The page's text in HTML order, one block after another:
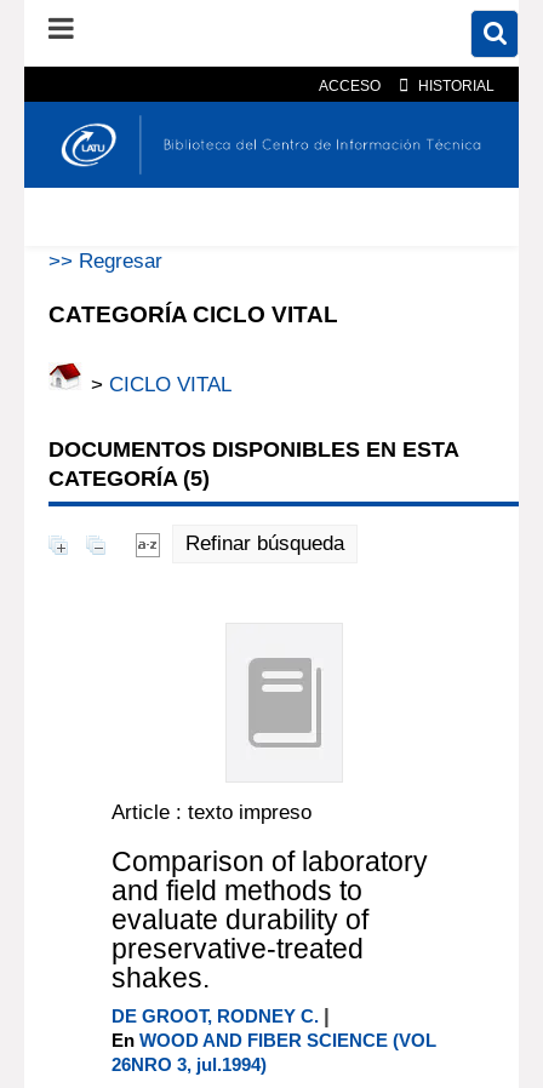
ACCESO HISTORIAL
En el catálogo En el sitio
>> Regresar
CATEGORÍA CICLO VITAL
> CICLO VITAL
DOCUMENTOS DISPONIBLES EN ESTA
CATEGORÍA (5)
Refinar búsqueda
Article : texto impreso
Comparison of laboratory
and field methods to
evaluate durability of
preservative-treated
shakes.
DE GROOT, RODNEY C. |
EnWOOD AND FIBER SCIENCE (VOL
26NRO 3, jul.1994)